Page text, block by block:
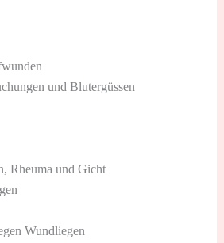
und Blutergüssen
Rheuma und Gicht
Wundliegen